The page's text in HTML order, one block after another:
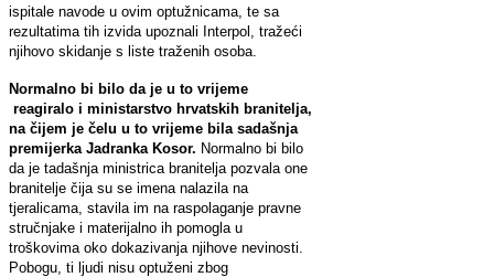
ispitale navode u ovim optužnicama, te sa
rezultatima tih izvida upoznali Interpol, tražeći
njihovo skidanje s liste traženih osoba.
Normalno bi bilo da je u to vrijeme
reagiralo i ministarstvo hrvatskih branitelja,
na čijem je čelu u to vrijeme bila sadašnja
premijerka Jadranka Kosor. Normalno bi bilo
da je tadašnja ministrica branitelja pozvala one
branitelje čija su se imena nalazila na
tjeralicama, stavila im na raspolaganje pravne
stručnjake i materijalno ih pomogla u
troškovima oko dokazivanja njihove nevinosti.
Pobogu, ti ljudi nisu optuženi zbog